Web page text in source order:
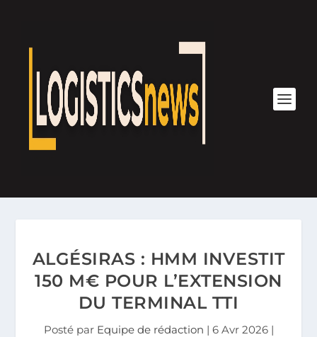
ALGÉSIRAS : HMM INVESTIT
150 M€ POUR L’EXTENSION
DU TERMINAL TTI
Posté par Equipe de rédaction | 6 Avr 2026|